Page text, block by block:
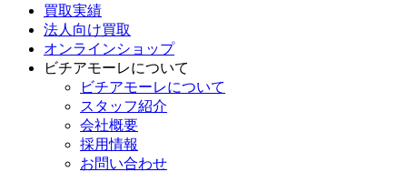
買取実績
法人向け買取
オンラインショップ
ビチアモーレについて
ビチアモーレについて
スタッフ紹介
会社概要
採用情報
お問い合わせ